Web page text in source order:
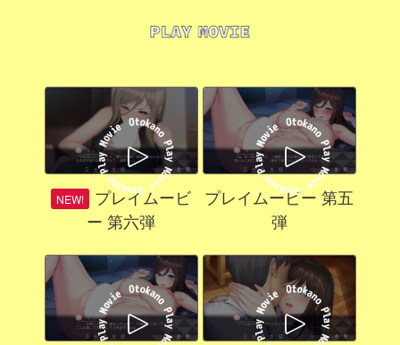
プレイムービ
ー 第六弾
プレイムービー 第五
弾